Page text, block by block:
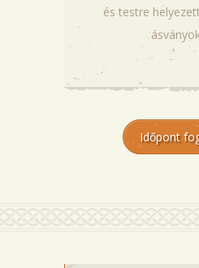
és testre
Időpont